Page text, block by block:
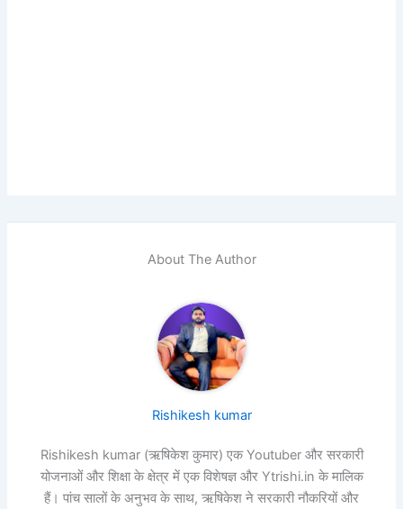
About The Author
Rishikesh kumar
Rishikesh kumar (ऋषिकेश कुमार) एक Youtuber और सरकारी
योजनाओं और शिक्षा के क्षेत्र में एक विशेषज्ञ और Ytrishi.in के मालिक
हैं। पांच सालों के अनुभव के साथ, ऋषिकेश ने सरकारी नौकरियों और